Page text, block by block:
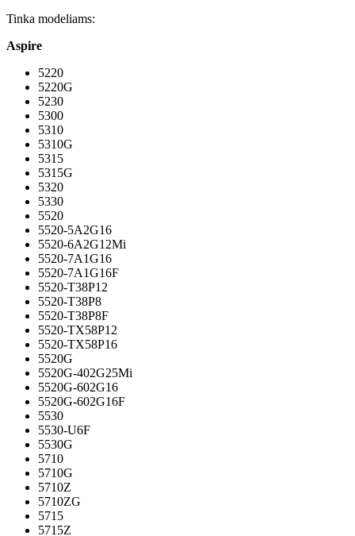
Tinka modeliams:
Aspire
5220
5220G
5230
5300
5310
5310G
5315
5315G
5320
5330
5520
5520-5A2G16
5520-6A2G12Mi
5520-7A1G16
5520-7A1G16F
5520-T38P12
5520-T38P8
5520-T38P8F
5520-TX58P12
5520-TX58P16
5520G
5520G-402G25Mi
5520G-602G16
5520G-602G16F
5530
5530-U6F
5530G
5710
5710G
5710Z
5710ZG
5715
5715Z